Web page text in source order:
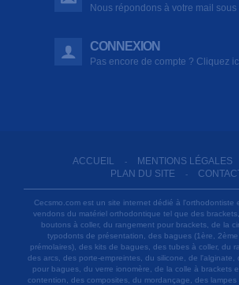
Nous répondons à votre mail sous
CONNEXION
Pas encore de compte ? Cliquez
ACCUEIL - MENTIONS LÉGALES
PLAN DU SITE -
Cecsmo.com est un site internet dédié à l'orthodontiste
vendons du matériel orthodontique tel que des
boutons à coller, du rangement pour brackets, de la
typodonts de présentation, des bagues (1ère,
prémolaires), des kits de bagues, des tubes à coller, du
des arcs, des porte-empreintes, du silicone, de l'alginate,
pour bagues, du verre ionomère, de la colle à brackets
contention, des composites, du mordançage, des lampes